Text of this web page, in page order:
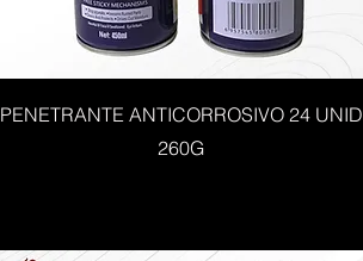
PENETRANTE ANTICORROSIVO 24 UNID
260G